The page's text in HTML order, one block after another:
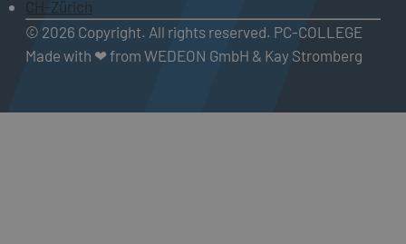
CH-Zürich
© 2026 Copyright. All rights reserved. PC-COLLEGE
Made with ❤ from WEDEON GmbH & Kay Stromberg